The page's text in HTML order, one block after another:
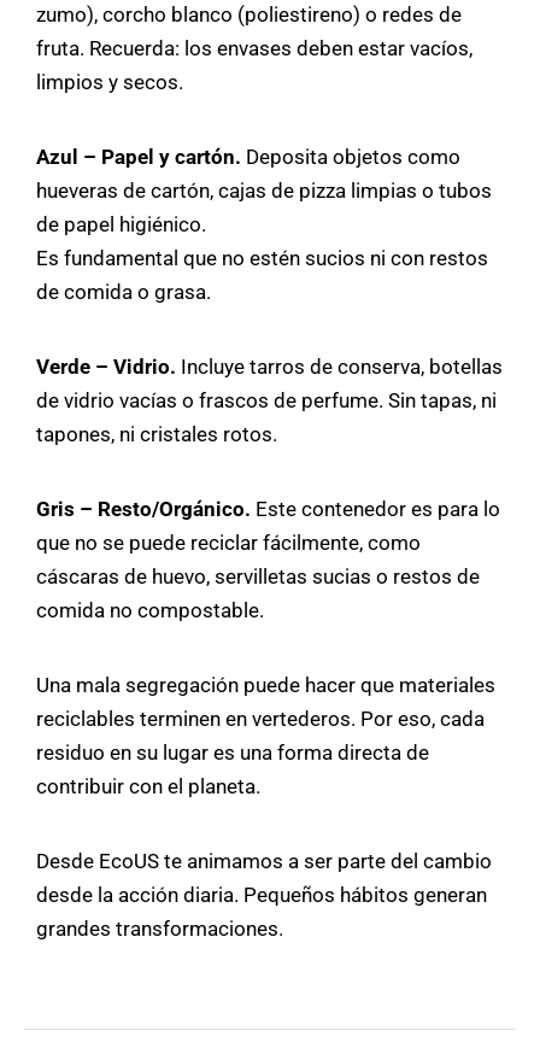
zumo), corcho blanco (poliestireno) o redes de
fruta. Recuerda: los envases deben estar vacíos,
limpios y secos.
Azul – Papel y cartón. Deposita objetos como
hueveras de cartón, cajas de pizza limpias o tubos
de papel higiénico.
Es fundamental que no estén sucios ni con restos
de comida o grasa.
Verde – Vidrio. Incluye tarros de conserva, botellas
de vidrio vacías o frascos de perfume. Sin tapas, ni
tapones, ni cristales rotos.
Gris – Resto/Orgánico. Este contenedor es para lo
que no se puede reciclar fácilmente, como
cáscaras de huevo, servilletas sucias o restos de
comida no compostable.
Una mala segregación puede hacer que materiales
reciclables terminen en vertederos. Por eso, cada
residuo en su lugar es una forma directa de
contribuir con el planeta.
Desde EcoUS te animamos a ser parte del cambio
desde la acción diaria. Pequeños hábitos generan
grandes transformaciones.